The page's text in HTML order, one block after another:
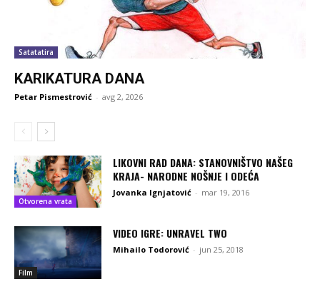
Satatatira
KARIKATURA DANA
Petar Pismestrović - avg 2, 2026
Otvorena vrata
LIKOVNI RAD DANA: STANOVNIŠTVO NAŠEG
KRAJA- NARODNE NOŠNJE I ODEĆA
Jovanka Ignjatović - mar 19, 2016
Film
VIDEO IGRE: UNRAVEL TWO
Mihailo Todorović - jun 25, 2018